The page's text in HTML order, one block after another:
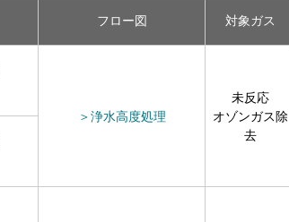
フロー図 対象ガス
＞浄水高度処理
未反応
オゾンガス除
去